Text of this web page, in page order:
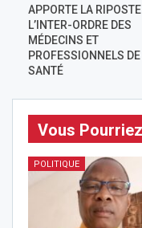
APPORTE LA
L’INTER-ORDRE DES
MÉDECINS ET
PROFESSIONNELS
SANTÉ
Vous
POLITIQUE